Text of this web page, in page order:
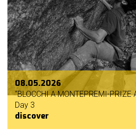
08.05.2026
“BLOCCHI A MONTEPREMI-PRIZE
Day 3
discover